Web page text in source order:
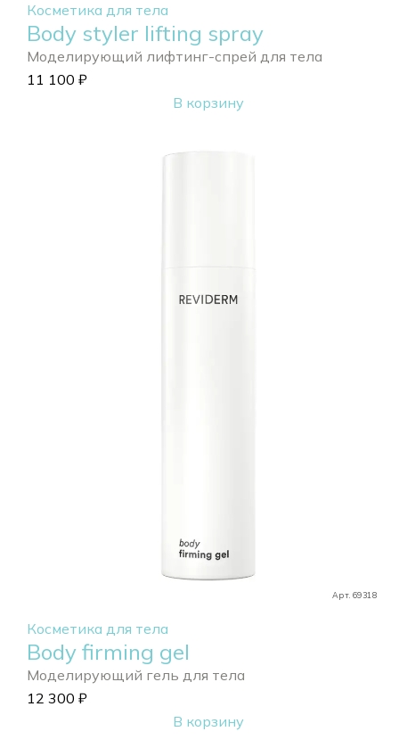
Косметика для тела
Body styler lifting spray
Моделирующий лифтинг-спрей для тела
11 100 ₽
В корзину
Арт. 69318
Косметика для тела
Body firming gel
Моделирующий гель для тела
12 300 ₽
В корзину